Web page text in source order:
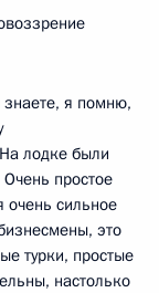
я помню,
лодке были
простое
очень сильное
это
турки, простые
настолько